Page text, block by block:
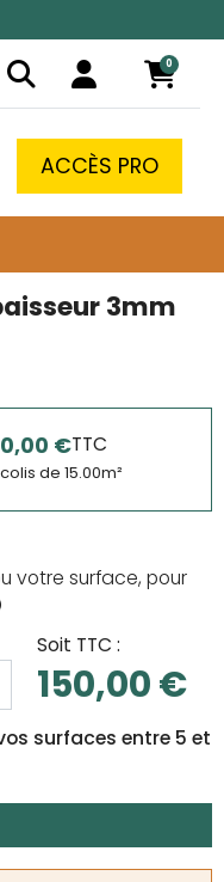
0
ACCÈS PRO
3mm
€TTC
de 15.00m²
votre surface, pour
Soit TTC :
150,00 €
surfaces entre 5 et